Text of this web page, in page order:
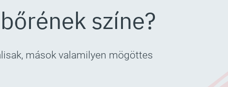
színe?
mások valamilyen mögöttes